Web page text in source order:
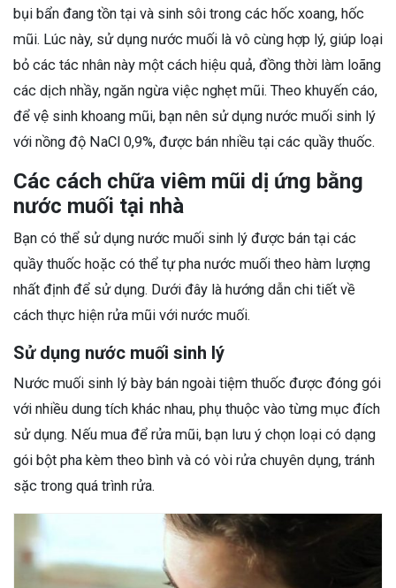
bụi bẩn đang tồn tại và sinh sôi trong các hốc xoang, hốc
mũi. Lúc này, sử dụng nước muối là vô cùng hợp lý, giúp loại
bỏ các tác nhân này một cách hiệu quả, đồng thời làm loãng
các dịch nhầy, ngăn ngừa việc nghẹt mũi. Theo khuyến cáo,
để vệ sinh khoang mũi, bạn nên sử dụng nước muối sinh lý
với nồng độ NaCl 0,9%, được bán nhiều tại các quầy thuốc.
Các cách chữa viêm mũi dị ứng bằng
nước muối tại nhà
Bạn có thể sử dụng nước muối sinh lý được bán tại các
quầy thuốc hoặc có thể tự pha nước muối theo hàm lượng
nhất định để sử dụng. Dưới đây là hướng dẫn chi tiết về
cách thực hiện rửa mũi với nước muối.
Sử dụng nước muối sinh lý
Nước muối sinh lý bày bán ngoài tiệm thuốc được đóng gói
với nhiều dung tích khác nhau, phụ thuộc vào từng mục đích
sử dụng. Nếu mua để rửa mũi, bạn lưu ý chọn loại có dạng
gói bột pha kèm theo bình và có vòi rửa chuyên dụng, tránh
sặc trong quá trình rửa.